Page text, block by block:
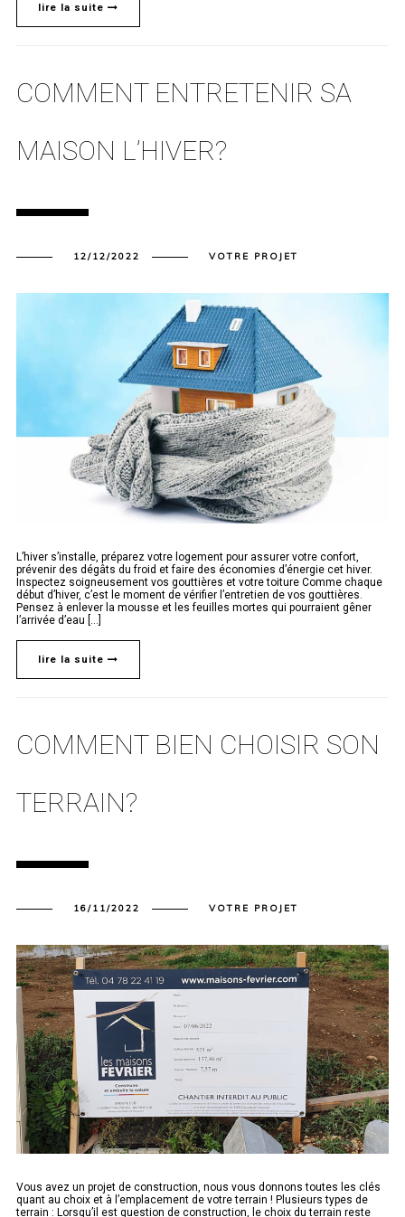
lire la suite
COMMENT ENTRETENIR SA
MAISON L’HIVER?
12/12/2022 VOTRE PROJET
L’hiver s’installe, préparez votre logement pour assurer votre confort,
prévenir des dégâts du froid et faire des économies d’énergie cet hiver.
Inspectez soigneusement vos gouttières et votre toiture Comme chaque
début d’hiver, c’est le moment de vérifier l’entretien de vos gouttières.
Pensez à enlever la mousse et les feuilles mortes qui pourraient gêner
l’arrivée d’eau [...]
lire la suite
COMMENT BIEN CHOISIR SON
TERRAIN?
16/11/2022 VOTRE PROJET
Vous avez un projet de construction, nous vous donnons toutes les clés
quant au choix et à l’emplacement de votre terrain ! Plusieurs types de
terrain : Lorsqu’il est question de construction, le choix du terrain reste